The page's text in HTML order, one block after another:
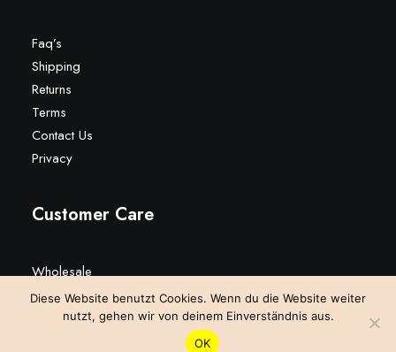
Faq’s
Shipping
Returns
Terms
Contact Us
Privacy
Customer Care
Wholesale
Stockists
Diese Website benutzt Cookies. Wenn du die Website weiter
nutzt, gehen wir von deinem Einverständnis aus.
OK